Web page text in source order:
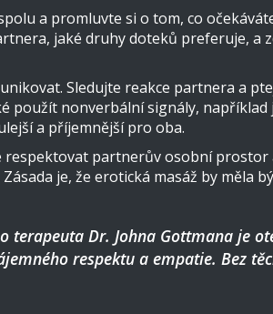
a promluvte si o tom, co
jaké druhy doteků preferuje, a
Sledujte reakce partnera a
použít nonverbální signály,
a příjemnější pro oba.
respektovat partnerův osobní
je, že erotická masáž by
terapeuta Dr. Johna Gottmana je
respektu a empatie. Bez